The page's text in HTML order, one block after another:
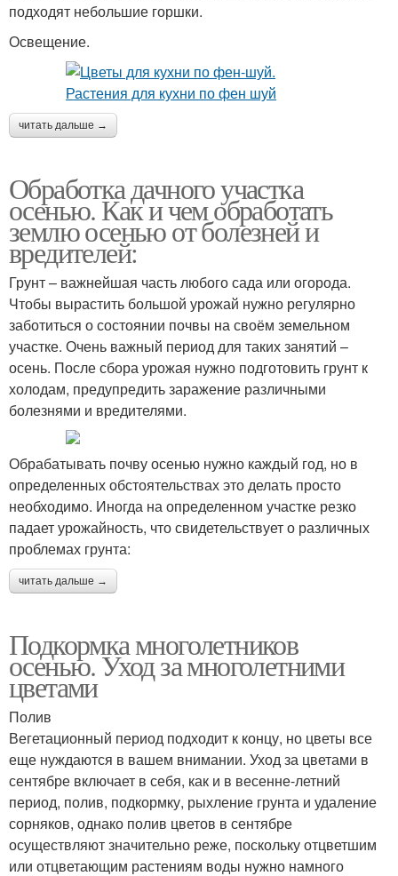
подходят небольшие горшки.
Освещение.
читать дальше →
Обработка дачного участка
осенью. Как и чем обработать
землю осенью от болезней и
вредителей:
Грунт – важнейшая часть любого сада или огорода.
Чтобы вырастить большой урожай нужно регулярно
заботиться о состоянии почвы на своём земельном
участке. Очень важный период для таких занятий –
осень. После сбора урожая нужно подготовить грунт к
холодам, предупредить заражение различными
болезнями и вредителями.
Обрабатывать почву осенью нужно каждый год, но в
определенных обстоятельствах это делать просто
необходимо. Иногда на определенном участке резко
падает урожайность, что свидетельствует о различных
проблемах грунта:
читать дальше →
Подкормка многолетников
осенью. Уход за многолетними
цветами
Полив
Вегетационный период подходит к концу, но цветы все
еще нуждаются в вашем внимании. Уход за цветами в
сентябре включает в себя, как и в весенне-летний
период, полив, подкормку, рыхление грунта и удаление
сорняков, однако полив цветов в сентябре
осуществляют значительно реже, поскольку отцветшим
или отцветающим растениям воды нужно намного